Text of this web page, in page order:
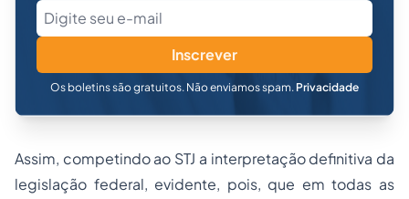
Inscrever
Os boletins são gratuitos. Não enviamos spam. Privacidade
Assim, competindo ao STJ a interpretação definitiva da
legislação federal, evidente, pois, que em todas as